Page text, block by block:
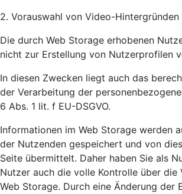
2. Vorauswahl von Video-Hintergründen
Die durch Web Storage erhobenen
nicht zur Erstellung von Nutzerprofilen
In diesen Zwecken liegt auch das
der Verarbeitung der
6 Abs. 1 lit. f EU-DSGVO.
Informationen im Web Storage werden
der Nutzenden gespeichert und von
Seite übermittelt. Daher haben Sie als
Nutzer auch die volle Kontrolle über die
Web Storage. Durch eine Änderung der